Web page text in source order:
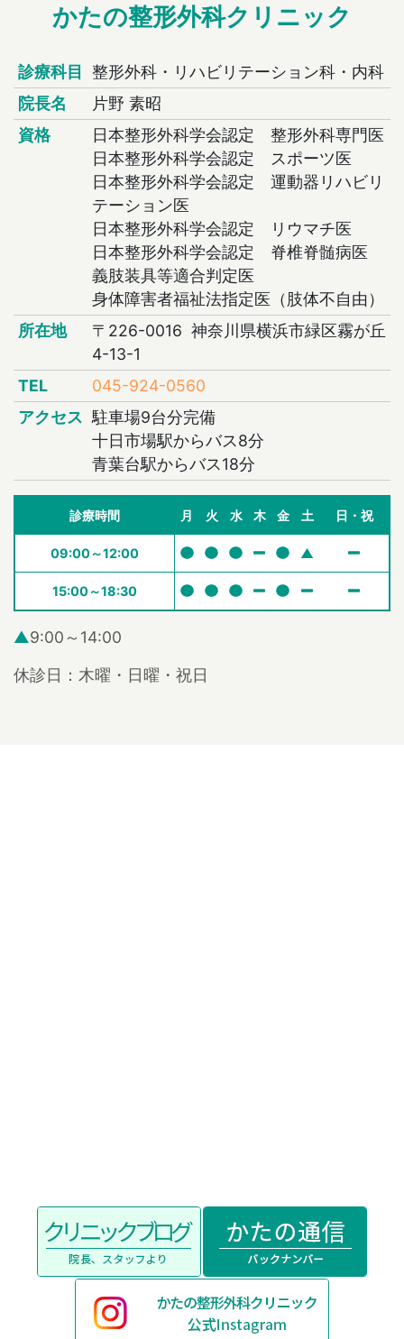
かたの整形外科クリニック
診療科目
整形外科・リハビリテーション科・内科
院長名
片野 素昭
資格
日本整形外科学会認定 整形外科専門医
日本整形外科学会認定 スポーツ医
日本整形外科学会認定 運動器リハビリ
テーション医
日本整形外科学会認定 リウマチ医
日本整形外科学会認定 脊椎脊髄病医
義肢装具等適合判定医
身体障害者福祉法指定医（肢体不自由）
所在地
〒226-0016 神奈川県横浜市緑区霧が丘
4-13-1
TEL
045-924-0560
アクセス 駐車場9台分完備
十日市場駅からバス8分
青葉台駅からバス18分
診療時間 月 火 水 木 金 土 日・祝
09:00～12:00 ▲
15:00～18:30
▲9:00～14:00
休診日：木曜・日曜・祝日